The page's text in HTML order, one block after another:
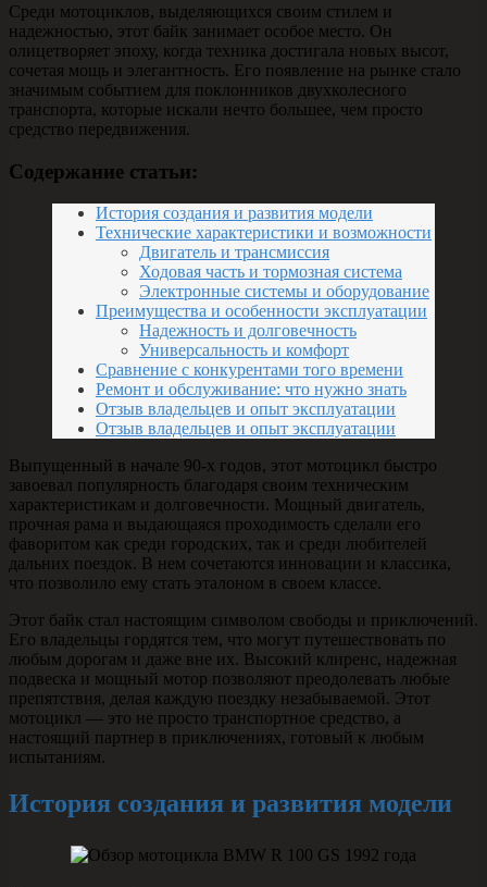
Среди мотоциклов, выделяющихся своим стилем и
надежностью, этот байк занимает особое место. Он
олицетворяет эпоху, когда техника достигала новых высот,
сочетая мощь и элегантность. Его появление на рынке стало
значимым событием для поклонников двухколесного
транспорта, которые искали нечто большее, чем просто
средство передвижения.
Содержание статьи:
История создания и развития модели
Технические характеристики и возможности
Двигатель и трансмиссия
Ходовая часть и тормозная система
Электронные системы и оборудование
Преимущества и особенности эксплуатации
Надежность и долговечность
Универсальность и комфорт
Сравнение с конкурентами того времени
Ремонт и обслуживание: что нужно знать
Отзыв владельцев и опыт эксплуатации
Отзыв владельцев и опыт эксплуатации
Выпущенный в начале 90-х годов, этот мотоцикл быстро
завоевал популярность благодаря своим техническим
характеристикам и долговечности. Мощный двигатель,
прочная рама и выдающаяся проходимость сделали его
фаворитом как среди городских, так и среди любителей
дальних поездок. В нем сочетаются инновации и классика,
что позволило ему стать эталоном в своем классе.
Этот байк стал настоящим символом свободы и приключений.
Его владельцы гордятся тем, что могут путешествовать по
любым дорогам и даже вне их. Высокий клиренс, надежная
подвеска и мощный мотор позволяют преодолевать любые
препятствия, делая каждую поездку незабываемой. Этот
мотоцикл — это не просто транспортное средство, а
настоящий партнер в приключениях, готовый к любым
испытаниям.
История создания и развития модели